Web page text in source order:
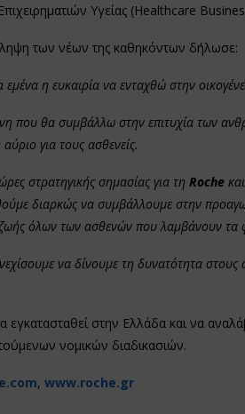
Υγείας (Healthcare
των νέων της καθηκόντων δήλωσε:
εμένα η ευκαιρία να ενταχθώ στην
που θα συμβάλλω στην επιτυχία των
για τους ασθενείς.
στρατηγικής σημασίας για τη Roche
διαρκώς να συμβάλλουμε στην
όλων των ασθενών που λαμβάνουν τα
να δίνουμε τη δυνατότητα στους
εγκατασταθεί στην Ελλάδα και να
νομικών διαδικασιών.
, www.roche.gr